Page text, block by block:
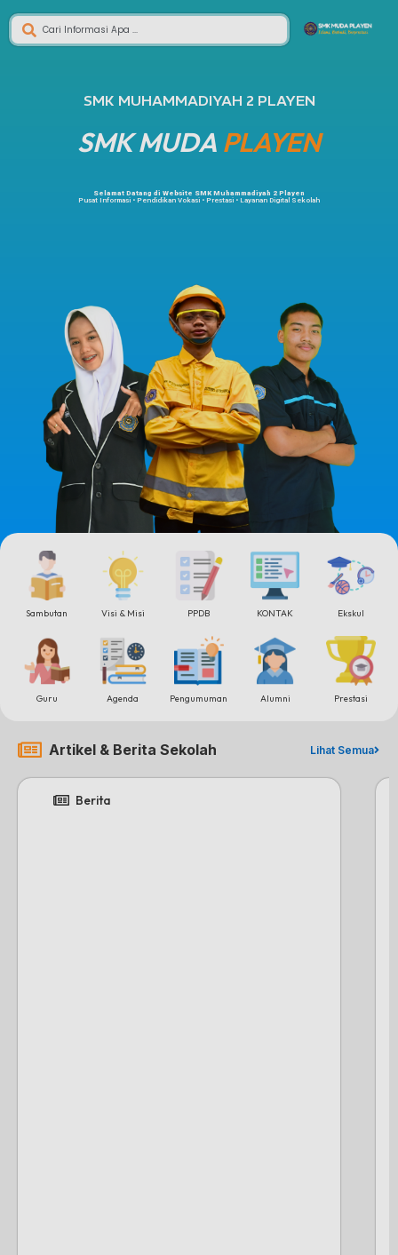
SMK MUHAMMADIYAH 2 PLAYEN
SMK MUDA PLAYEN
Selamat Datang di Website SMK Muhammadiyah 2 Playen
Pusat Informasi • Pendidikan Vokasi • Prestasi • Layanan Digital Sekolah
Sambutan Visi & Misi PPDB KONTAK Ekskul
Guru Agenda Pengumuman Alumni Prestasi
Artikel & Berita Sekolah Lihat Semua
Berita